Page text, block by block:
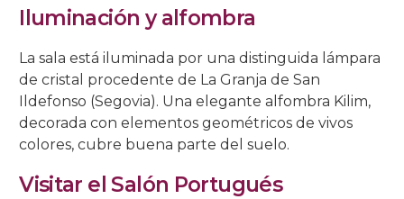
Patio del Pozo
C/ Zarco, 15.
Iluminación y alfombra
La sala está iluminada por una distinguida lámpara
de cristal procedente de La Granja de San
Ildefonso (Segovia). Una elegante alfombra Kilim,
decorada con elementos geométricos de vivos
colores, cubre buena parte del suelo.
Visitar el Salón Portugués